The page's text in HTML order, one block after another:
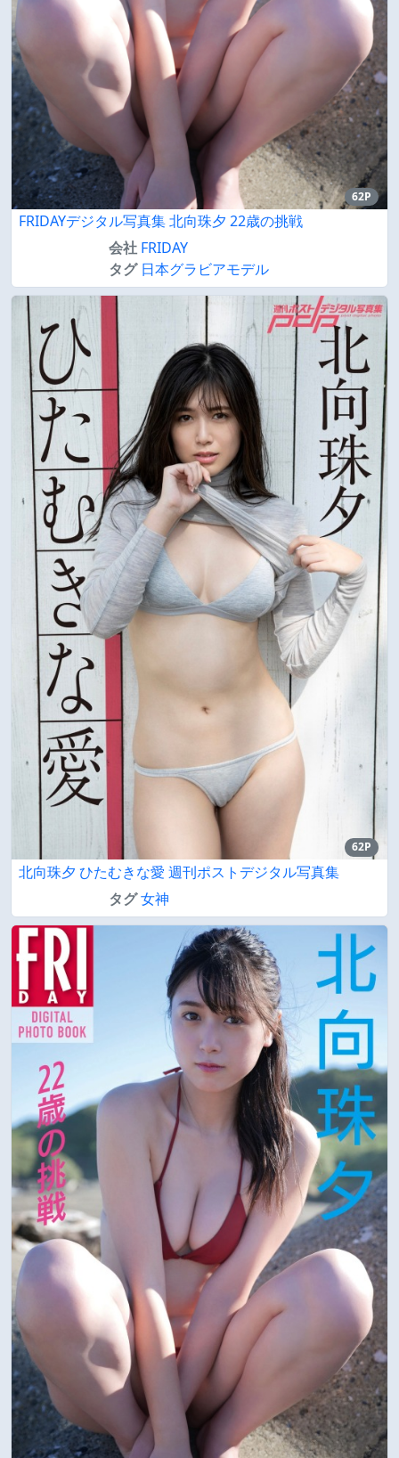
62P
FRIDAYデジタル写真集 北向珠夕 22歳の挑戦
会社 FRIDAY
タグ 日本グラビアモデル
62P
北向珠夕 ひたむきな愛 週刊ポストデジタル写真集
タグ女神